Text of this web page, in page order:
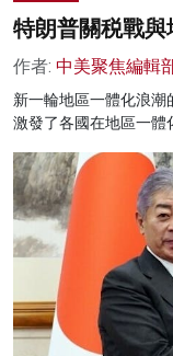
特朗普關税戰
作者: 中美聚焦編輯
新一輪地區一體化浪潮
激發了各國在地區一體